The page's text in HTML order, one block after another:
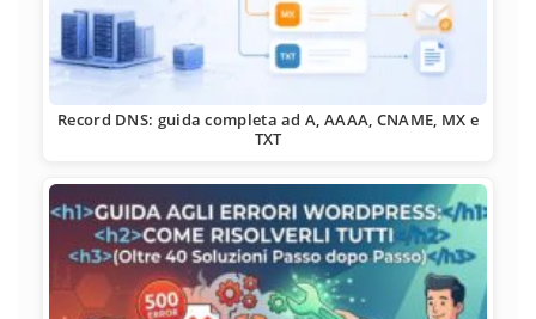
Record DNS: guida completa ad A, AAAA, CNAME, MX e
TXT